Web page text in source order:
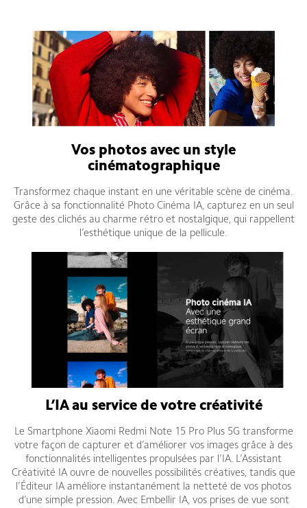
Vos photos avec un style
cinématographique
Transformez chaque instant en une véritable scène de cinéma.
Grâce à sa fonctionnalité Photo Cinéma IA, capturez en un seul
geste des clichés au charme rétro et nostalgique, qui rappellent
l’esthétique unique de la pellicule.
L’IA au service de votre créativité
Le Smartphone Xiaomi Redmi Note 15 Pro Plus 5G transforme
votre façon de capturer et d’améliorer vos images grâce à des
fonctionnalités intelligentes propulsées par l’IA. L’Assistant
Créativité IA ouvre de nouvelles possibilités créatives, tandis que
l’Éditeur IA améliore instantanément la netteté de vos photos
d’une simple pression. Avec Embellir IA, vos prises de vue sont